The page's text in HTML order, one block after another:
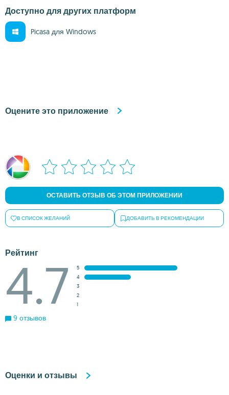
Доступно для других платформ
Picasa для Windows
Оцените это приложение
ОСТАВИТЬ ОТЗЫВ ОБ ЭТОМ ПРИЛОЖЕНИИ
В СПИСОК ЖЕЛАНИЙ ДОБАВИТЬ В РЕКОМЕНДАЦИИ
Рейтинг
4.7
5
4
3
2
1
9 отзывов
Оценки и отзывы